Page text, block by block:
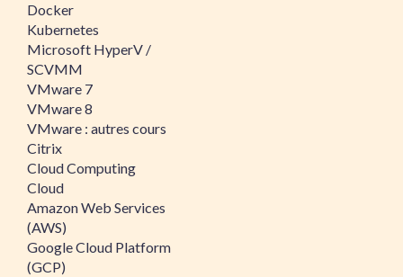
Docker
Kubernetes
Microsoft HyperV /
SCVMM
VMware 7
VMware 8
VMware : autres cours
Citrix
Cloud Computing
Cloud
Amazon Web Services
(AWS)
Google Cloud Platform
(GCP)